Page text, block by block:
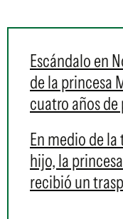
Escándalo en
de la princesa
cuatro años
En medio de
hijo, la
recibió un